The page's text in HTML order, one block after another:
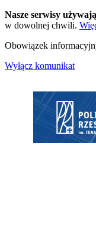
Nasze serwisy
w dowolnej chwili.
Obowiązek
Wyłącz komunikat